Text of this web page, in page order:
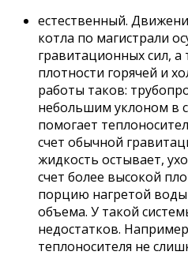
естественный.
котла по магистрали
гравитационных сил,
плотности горячей и
работы таков:
небольшим уклоном в
помогает
счет обычной
жидкость остывает,
счет более высокой
порцию нагретой
объема. У такой
недостатков.
теплоносителя не